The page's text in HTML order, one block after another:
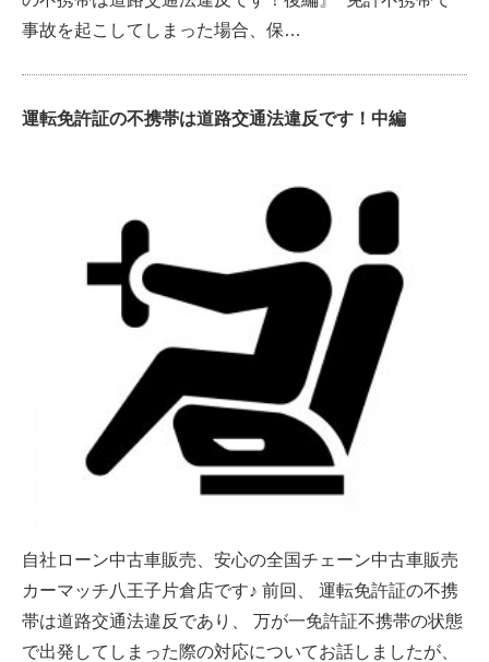
事故を起こしてしまった場合、保…
運転免許証の不携帯は道路交通法違反です！中編
自社ローン中古車販売、安心の全国チェーン中古車販売
カーマッチ八王子片倉店です♪ 前回、 運転免許証の不携
帯は道路交通法違反であり、 万が一免許証不携帯の状態
で出発してしまった際の対応についてお話しましたが、